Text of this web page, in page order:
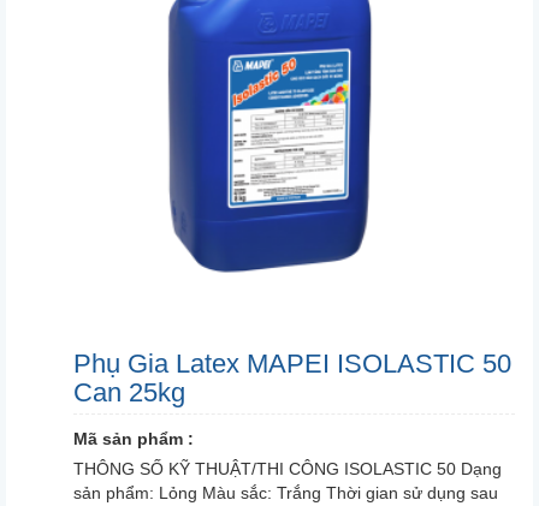
Phụ Gia Latex MAPEI ISOLASTIC 50
Can 25kg
Mã sản phẩm :
THÔNG SỐ KỸ THUẬT/THI CÔNG ISOLASTIC 50 Dạng
sản phẩm: Lỏng Màu sắc: Trắng Thời gian sử dụng sau